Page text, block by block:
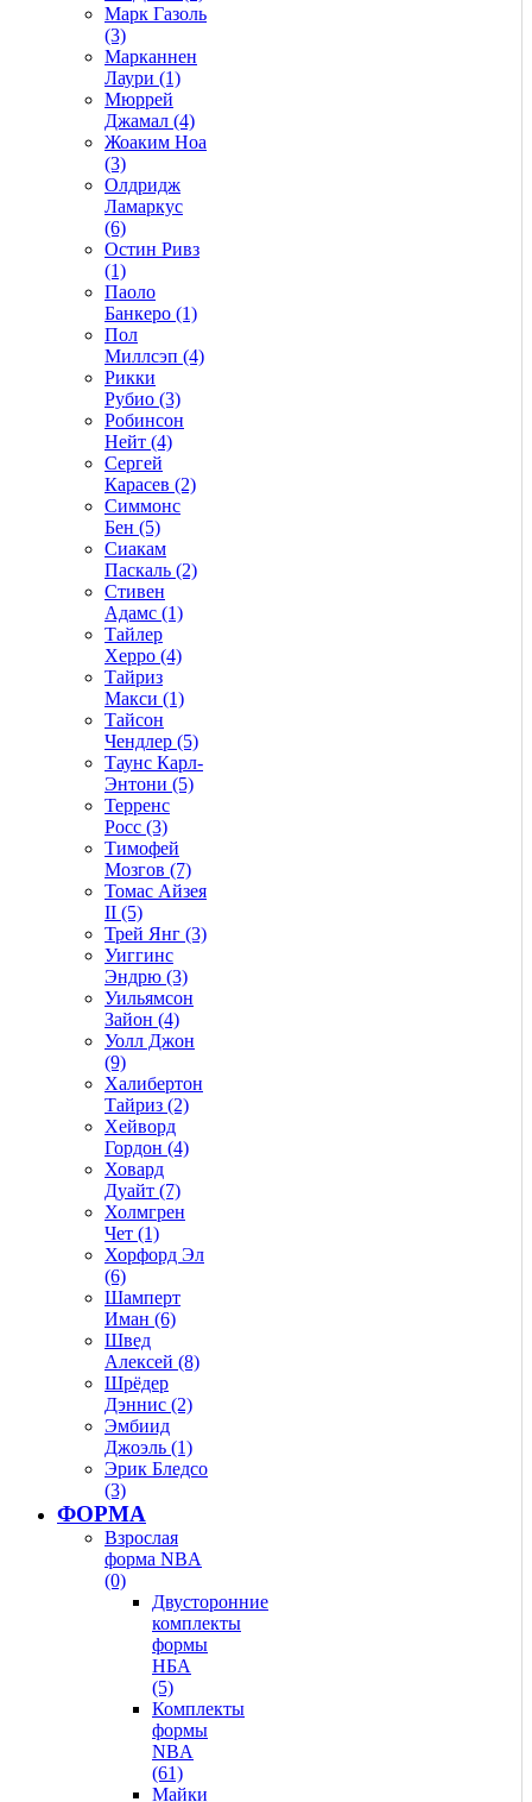
Марк Газоль
(3)
Марканнен
Лаури (1)
Мюррей
Джамал (4)
Жоаким Ноа
(3)
Олдридж
Ламаркус
(6)
Остин Ривз
(1)
Паоло
Банкеро (1)
Пол
Миллсэп (4)
Рикки
Рубио (3)
Робинсон
Нейт (4)
Сергей
Карасев (2)
Симмонс
Бен (5)
Сиакам
Паскаль (2)
Стивен
Адамс (1)
Тайлер
Херро (4)
Тайриз
Макси (1)
Тайсон
Чендлер (5)
Таунс Карл-
Энтони (5)
Терренс
Росс (3)
Тимофей
Мозгов (7)
Томас Айзея
II (5)
Трей Янг (3)
Уиггинс
Эндрю (3)
Уильямсон
Зайон (4)
Уолл Джон
(9)
Халибертон
Тайриз (2)
Хейворд
Гордон (4)
Ховард
Дуайт (7)
Холмгрен
Чет (1)
Хорфорд Эл
(6)
Шамперт
Иман (6)
Швед
Алексей (8)
Шрёдер
Дэннис (2)
Эмбиид
Джоэль (1)
Эрик Бледсо
(3)
ФОРМА
Взрослая
форма NBA
(0)
Двусторонние
комплекты
формы
НБА
(5)
Комплекты
формы
NBA
(61)
Майки